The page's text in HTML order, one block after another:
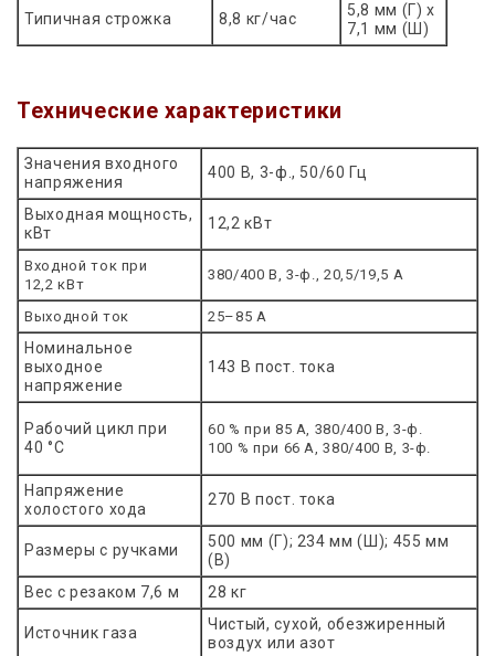
Типичная строжка 8,8 кг/час
5,8 мм (Г) x
7,1 мм (Ш)
Технические характеристики
Значения входного
напряжения
400 В, 3-ф., 50/60 Гц
Выходная мощность,
кВт
12,2 кВт
Входной ток при
12,2 кВт
380/400 В, 3-ф., 20,5/19,5 А
Выходной ток 25–85 А
Номинальное
выходное
напряжение
143 В пост. тока
Рабочий цикл при
40 °C
60 % при 85 А, 380/400 В, 3-ф.
100 % при 66 А, 380/400 В, 3-ф.
Напряжение
холостого хода
270 В пост. тока
Размеры с ручками
500 мм (Г); 234 мм (Ш); 455 мм
(В)
Вес с резаком 7,6 м
28 кг
Источник газа
Чистый, сухой, обезжиренный
воздух или азот